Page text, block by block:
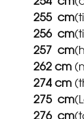
255 cm
256 cm
257 cm
262cm
274cm
275 cm
276 cm